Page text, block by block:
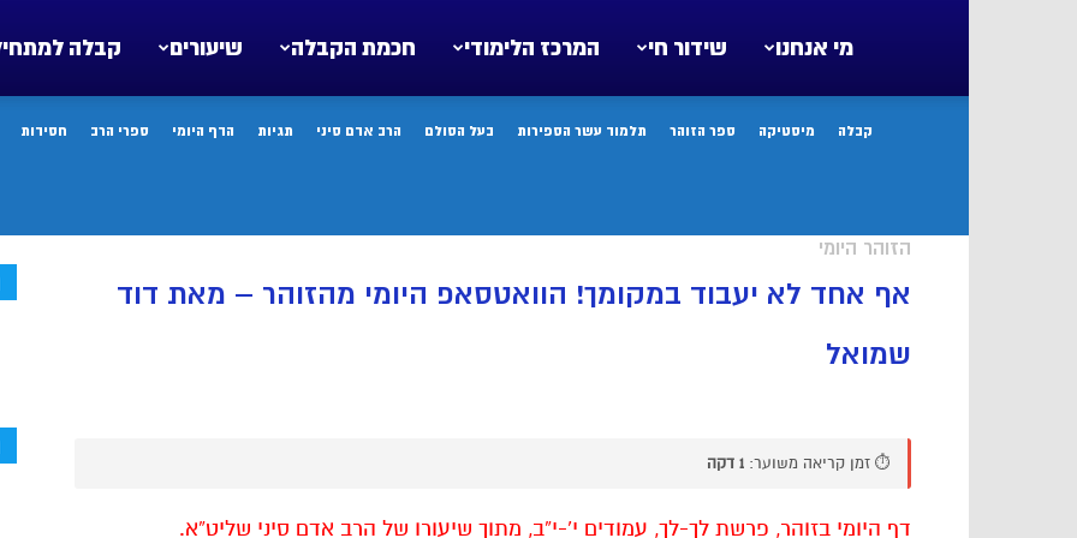
קבלה שיעורים חכמת הקבלה המרכז הלימודי שידור חי מי אנחנו
קבלה מיסטיקה ספר הזוהר תלמוד עשר הספירות בעל הסולם הרב אדם סיני תגיות הדף היומי ספרי הרב חסידות
הזוהר היומי
אף אחד לא יעבוד במקומך! הוואטסאפ היומי מהזוהר – מאת דוד
שמואל
⏱️ זמן קריאה משוער: 1 דקה
דף היומי בזוהר, פרשת לך-לך, עמודים י’-י”ב, מתוך שיעורו של הרב אדם סיני שליט”א.